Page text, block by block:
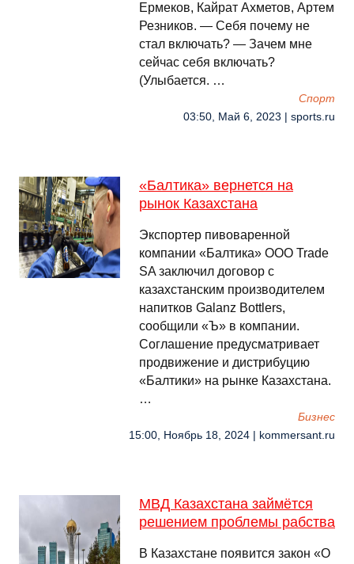
Ермеков, Кайрат Ахметов, Артем
Резников. — Себя почему не
стал включать? — Зачем мне
сейчас себя включать?
(Улыбается. …
Спорт
03:50, Май 6, 2023 | sports.ru
«Балтика» вернется на
рынок Казахстана
Экспортер пивоваренной
компании «Балтика» ООО Trade
SA заключил договор с
казахстанским производителем
напитков Galanz Bottlers,
сообщили «Ъ» в компании.
Соглашение предусматривает
продвижение и дистрибуцию
«Балтики» на рынке Казахстана.
…
Бизнес
15:00, Ноябрь 18, 2024 | kommersant.ru
МВД Казахстана займётся
решением проблемы рабства
В Казахстане появится закон «О